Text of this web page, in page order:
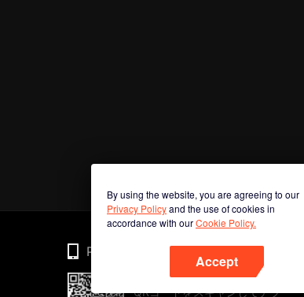
By using the website, you are agreeing to our
Privacy Policyand the use of cookies in
accordance with ourCookie Policy.
Accept
Phone
QRコードをスキャンしてアプ